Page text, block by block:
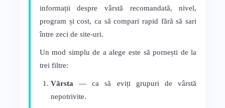
informații despre vârstă recomandată, nivel,
program și cost, ca să compari rapid fără să sari
între zeci de site-uri.
Un mod simplu de a alege este să pornești de la
trei filtre:
Vârsta — ca să eviți grupuri de vârstă
nepotrivite.